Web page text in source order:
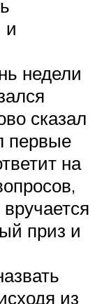
и
недели
сказал
первые
на
приз и
из